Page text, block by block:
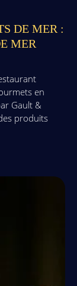
DE MER :
MER
en
Gault &
produits